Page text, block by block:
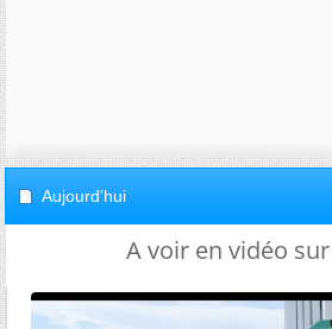
Aujourd'hui
A voir en vidéo